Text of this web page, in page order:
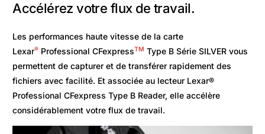
Accélérez votre flux de travail.
Les performances haute vitesse de la carte
Lexar® Professional CFexpressTM Type B Série SILVER vous
permettent de capturer et de transférer rapidement des
fichiers avec facilité. Et associée au lecteur Lexar®
Professional CFexpress Type B Reader, elle accélère
considérablement votre flux de travail.